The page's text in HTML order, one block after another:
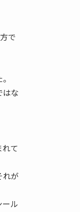
で
はな
て
れが
ル